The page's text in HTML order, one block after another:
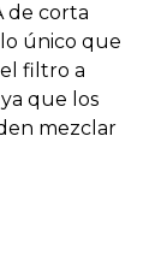
de corta
único que
filtro a
que los
mezclar